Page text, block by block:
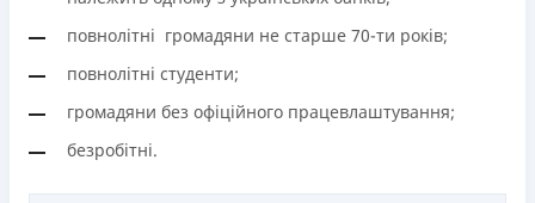
повнолітні громадяни не старше 70-ти років;
повнолітні студенти;
громадяни без офіційного працевлаштування;
безробітні.